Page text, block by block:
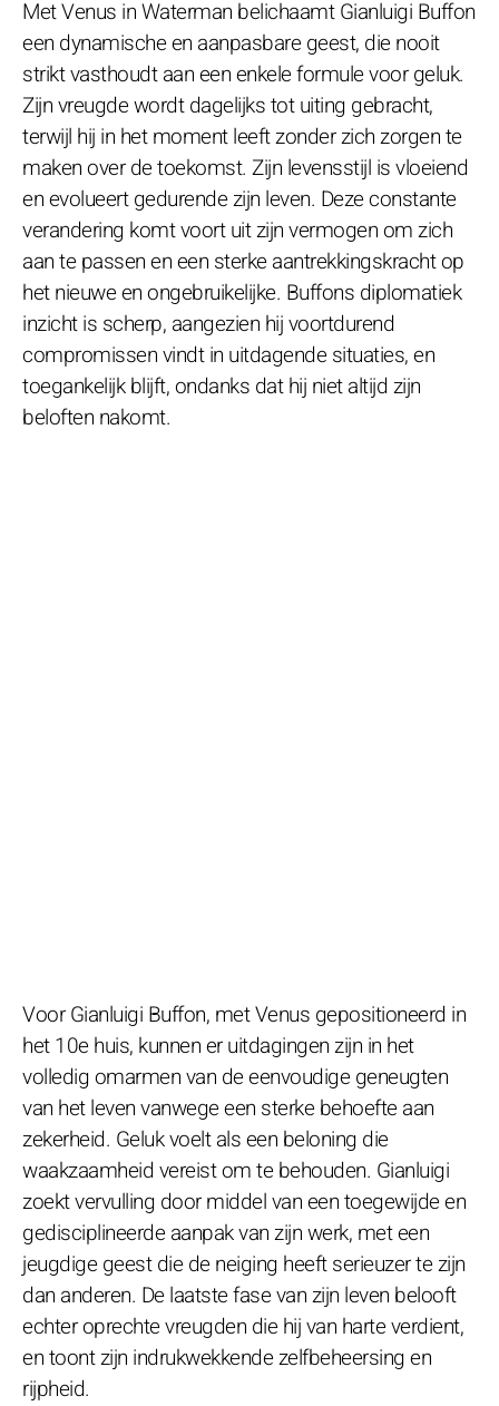
Met Venus in Waterman belichaamt Gianluigi Buffon
een dynamische en aanpasbare geest, die nooit
strikt vasthoudt aan een enkele formule voor geluk.
Zijn vreugde wordt dagelijks tot uiting gebracht,
terwijl hij in het moment leeft zonder zich zorgen te
maken over de toekomst. Zijn levensstijl is vloeiend
en evolueert gedurende zijn leven. Deze constante
verandering komt voort uit zijn vermogen om zich
aan te passen en een sterke aantrekkingskracht op
het nieuwe en ongebruikelijke. Buffons diplomatiek
inzicht is scherp, aangezien hij voortdurend
compromissen vindt in uitdagende situaties, en
toegankelijk blijft, ondanks dat hij niet altijd zijn
beloften nakomt.
Voor Gianluigi Buffon, met Venus gepositioneerd in
het 10e huis, kunnen er uitdagingen zijn in het
volledig omarmen van de eenvoudige geneugten
van het leven vanwege een sterke behoefte aan
zekerheid. Geluk voelt als een beloning die
waakzaamheid vereist om te behouden. Gianluigi
zoekt vervulling door middel van een toegewijde en
gedisciplineerde aanpak van zijn werk, met een
jeugdige geest die de neiging heeft serieuzer te zijn
dan anderen. De laatste fase van zijn leven belooft
echter oprechte vreugden die hij van harte verdient,
en toont zijn indrukwekkende zelfbeheersing en
rijpheid.